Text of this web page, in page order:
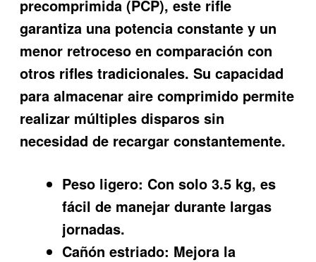
precomprimida (PCP), este rifle
garantiza una potencia constante y un
menor retroceso en comparación con
otros rifles tradicionales. Su capacidad
para almacenar aire comprimido permite
realizar múltiples disparos sin
necesidad de recargar constantemente.
Peso ligero: Con solo 3.5 kg, es
fácil de manejar durante largas
jornadas.
Cañón estriado: Mejora la